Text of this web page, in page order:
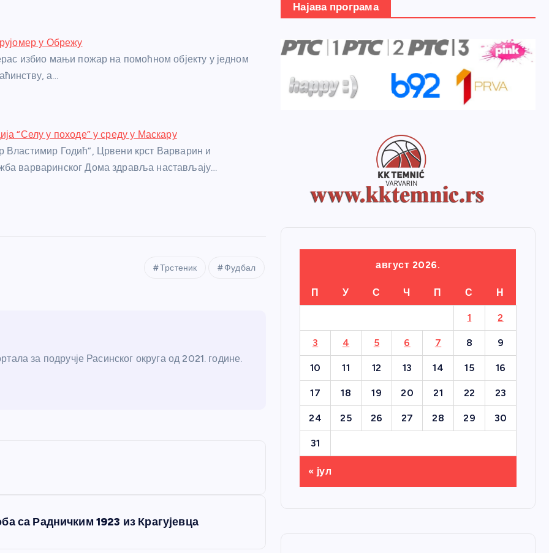
у Обрежу
избио мањи пожар на помоћном објекту у једном
а…
“Селу у походе” у среду у Маскару
Годић”, Црвени крст Варварин и
варваринског Дома здравља настављају…
Трстеник Фудбал
за подручје Расинског округа од 2021. године.
са Радничким 1923 из Крагујевца
Најава програма
август 2026.
П У С Ч П С Н
1 2
3 4 5 6 7 8 9
10 11 12 13 14 15 16
17 18 19 20 21 22 23
24 25 26 27 28 29 30
31
« јул